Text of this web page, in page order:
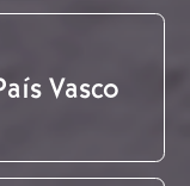
Vasco